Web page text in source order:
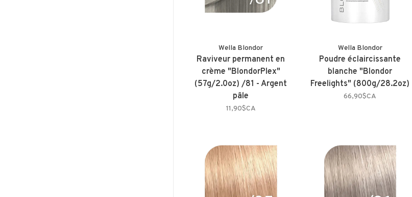
Wella Blondor
Raviveur permanent en
crème "BlondorPlex"
(57g/2.0oz) /81 - Argent
pâle
11,90$CA
Wella Blondor
Poudre éclaircissante
blanche "Blondor
Freelights" (800g/28.2oz)
66,90$CA